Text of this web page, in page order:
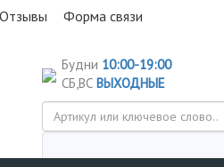
Отзывы Форма связи
Будни 10:00-19:00
СБ,ВС ВЫХОДНЫЕ